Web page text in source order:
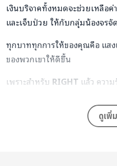
เงินบริจาคทั้งหมดจะช่วยเหลือ
และเจ็บป่วย ให้กับกลุ่มน้องจรจั
ทุกบาททุกการให้ของคุณคือ แสง
ของพวกเขาให้ดีขึ้น
เพราะสำหรับ RIGHT แล้ว ควา
ของขวัญที่อบอุ่นที่สุดในวันเกิดปี
ดูเพิ่